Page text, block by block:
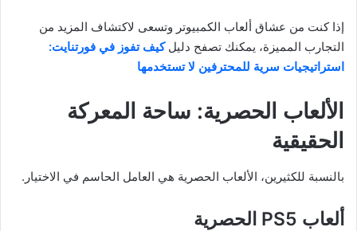
إذا كنت من عشاق ألعاب الكمبيوتر وتسعى لاكتشاف المزيد من
التجارب المميزة، يمكنك تصفح دليلكيف تفوز في فورتنايت:
استراتيجيات سرية للمحترفين لا تستخدمها
الألعاب الحصرية: ساحة المعركة
الحقيقية
بالنسبة للكثيرين، الألعاب الحصرية هي العامل الحاسم في الاختيار.
ألعاب PS5 الحصرية